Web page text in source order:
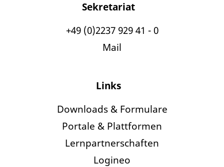
Sekretariat
+49 (0)2237 929 41 - 0
Mail
Links
Downloads & Formulare
Portale & Plattformen
Lernpartnerschaften
Logineo